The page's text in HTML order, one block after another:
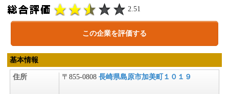
2.51
この企業を評価する
基本情報
住所 〒855-0808 長崎県島原市加美町１０１９